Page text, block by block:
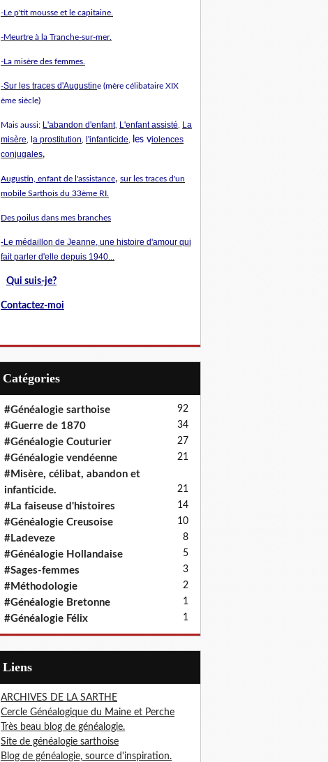
-Le p'tit mousse et le capitaine.
-Meurtre à la Tranche-sur-mer.
-La misère des femmes.
-Sur les traces d'Augustine (mère célibataire XIX
ème siècle)
Mais aussi: L'abandon d'enfant, L'enfant assisté
La
misère
a prostitution l'infanticide les violences
conjugales,
Augustin, enfant de l'assistance, sur les traces d'un
mobile Sarthois du 33ème RI.
Des poilus dans mes branches
-Le médaillon de Jeanne, une histoire d'amour qui
fait parler d'elle depuis 1940...
Qui suis-je?
Contactez-moi
Catégories
#Généalogie sarthoise 92
#Guerre de 1870 34
#Généalogie Couturier 27
#Généalogie vendéenne 21
#Misère, célibat, abandon et
infanticide.
21
#La faiseuse d'histoires 14
#Généalogie Creusoise 10
#Ladeveze 8
#Généalogie Hollandaise 5
#Sages-femmes 3
#Méthodologie 2
#Généalogie Bretonne 1
#Généalogie Félix 1
Liens
ARCHIVES DE LA SARTHE
Cercle Généalogique du Maine et Perche
Très beau blog de généalogie.
Site de généalogie sarthoise
Blog de généalogie, source d'inspiration.